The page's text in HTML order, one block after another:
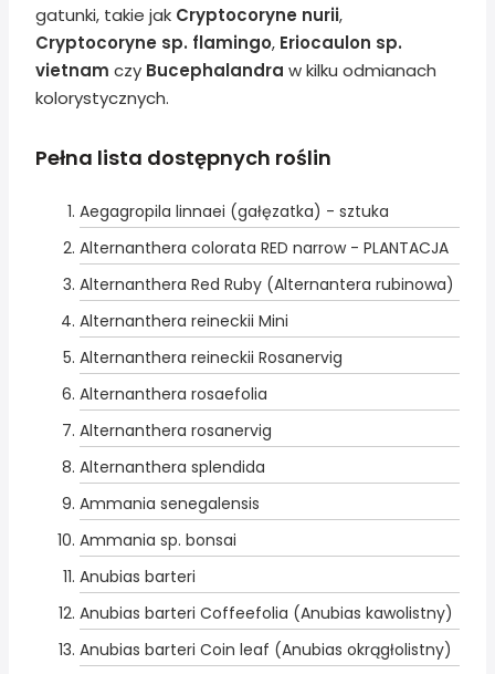
gatunki, takie jak Cryptocoryne nurii,
Cryptocoryne sp. flamingo, Eriocaulon sp.
vietnam czy Bucephalandra w kilku odmianach
kolorystycznych.
Pełna lista dostępnych roślin
Aegagropila linnaei (gałęzatka) - sztuka
Alternanthera colorata RED narrow - PLANTACJA
Alternanthera Red Ruby (Alternantera rubinowa)
Alternanthera reineckii Mini
Alternanthera reineckii Rosanervig
Alternanthera rosaefolia
Alternanthera rosanervig
Alternanthera splendida
Ammania senegalensis
Ammania sp. bonsai
Anubias barteri
Anubias barteri Coffeefolia (Anubias kawolistny)
Anubias barteri Coin leaf (Anubias okrągłolistny)